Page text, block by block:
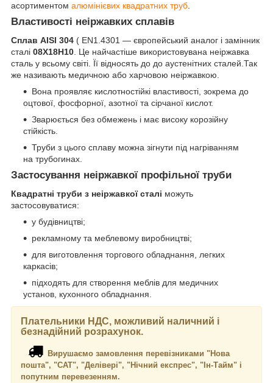
асортиментом алюмінієвих квадратних труб.
Властивості неіржавких сплавів
Сплав AISI 304 ( EN1.4301 — європейський аналог і замінник
сталі 08Х18Н10. Це найчастіше використовувана неіржавка
сталь у всьому світі. Її відносять до до аустенітних сталей.Так
же називають медичною або харчовою неіржавкою.
Вона проявляє кислотностійкі властивості, зокрема до
оцтової, фосфорної, азотної та сірчаної кислот.
Зварюється без обмежень і має високу корозійну
стійкість.
Труби з цього сплаву можна зігнути під нагріванням
на трубогинах.
Застосування неіржавкої профільної труби
Квадратні труби з неіржавкої сталі можуть
застосовуватися:
у будівництві;
рекламному та меблевому виробництві;
для виготовлення торгового обладнання, легких
каркасів;
підходять для створення меблів для медичних
установ, кухонного обладнання.
Плательники НДС, можливий наличний і
безнадійний розрахунок.
Вирушаємо замовлення перевізниками "Нова
пошта", "САТ", "Делівері", "Нічний експрес", "Ін-Тайм" і
попутним перевезенням.